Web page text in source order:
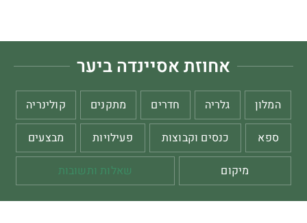
אחוזת אסיינדה ביער
המלון גלריה חדרים מתקנים
קולינריה
ספא
כנסים וקבוצות פעילויות
מבצעים
מיקום
שאלות ותשובות